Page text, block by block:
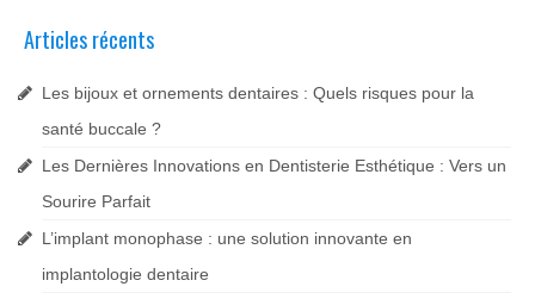
Articles récents
Les bijoux et ornements dentaires : Quels risques pour la
santé buccale ?
Les Dernières Innovations en Dentisterie Esthétique : Vers un
Sourire Parfait
L’implant monophase : une solution innovante en
implantologie dentaire